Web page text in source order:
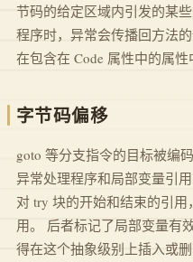
节码的给定区域内引发的某
程序时，异常会传播回方法
在包含在 Code 属性中的属性
字节码偏移
goto 等分支指令的目标被编
异常处理程序和局部变量引
对 try 块的开始和结束的引
用。 后者标记了局部变量有
得在这个抽象级别上插入或